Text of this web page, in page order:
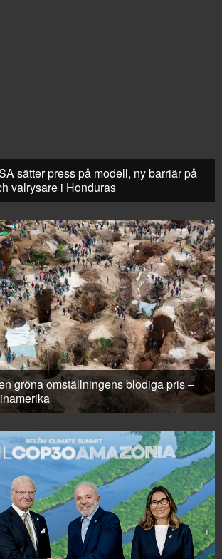
sätter press på modell, ny barriär på
valrysare i Honduras
gröna omställningens blodiga pris –